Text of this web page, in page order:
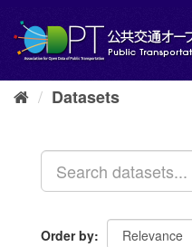
content
Datasets
Order by